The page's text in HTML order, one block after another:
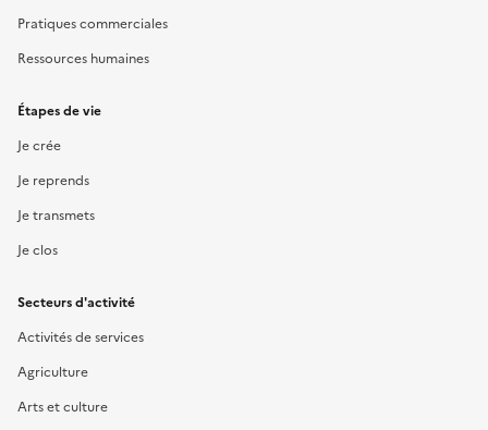
Pratiques commerciales
Ressources humaines
Étapes de vie
Je crée
Je reprends
Je transmets
Je clos
Secteurs d'activité
Activités de services
Agriculture
Arts et culture